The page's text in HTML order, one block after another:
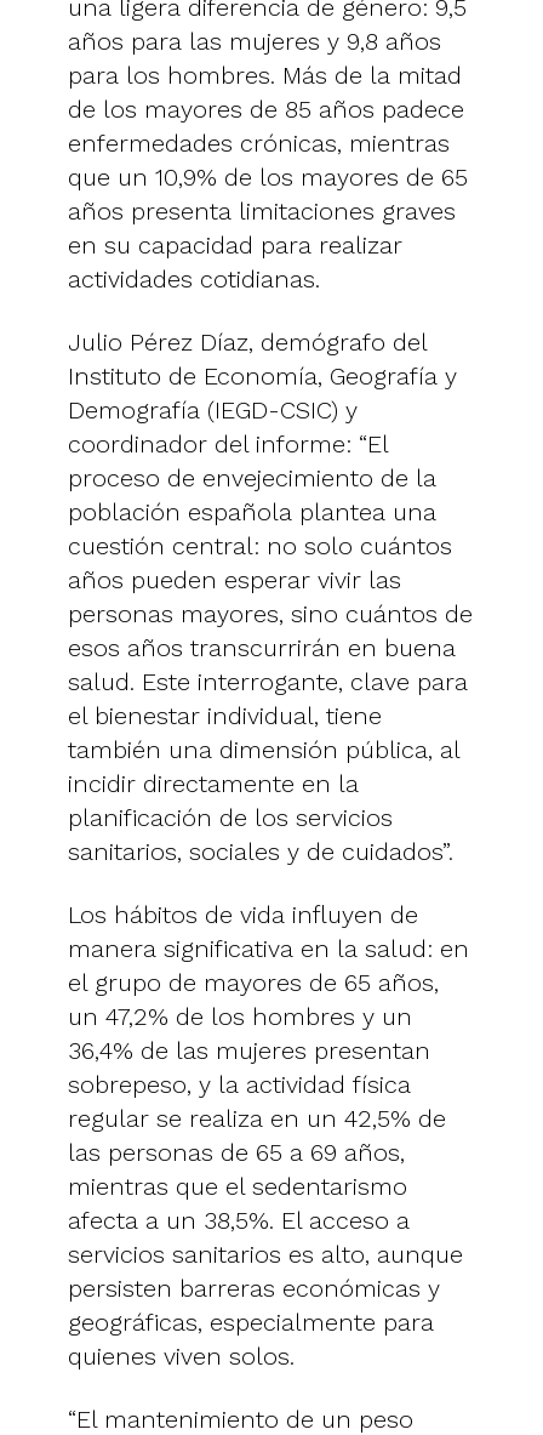
una ligera diferencia de género: 9,5
años para las mujeres y 9,8 años
para los hombres. Más de la mitad
de los mayores de 85 años padece
enfermedades crónicas, mientras
que un 10,9% de los mayores de 65
años presenta limitaciones graves
en su capacidad para realizar
actividades cotidianas.
Julio Pérez Díaz, demógrafo del
Instituto de Economía, Geografía y
Demografía (IEGD-CSIC) y
coordinador del informe: “El
proceso de envejecimiento de la
población española plantea una
cuestión central: no solo cuántos
años pueden esperar vivir las
personas mayores, sino cuántos de
esos años transcurrirán en buena
salud. Este interrogante, clave para
el bienestar individual, tiene
también una dimensión pública, al
incidir directamente en la
planificación de los servicios
sanitarios, sociales y de cuidados”.
Los hábitos de vida influyen de
manera significativa en la salud: en
el grupo de mayores de 65 años,
un 47,2% de los hombres y un
36,4% de las mujeres presentan
sobrepeso, y la actividad física
regular se realiza en un 42,5% de
las personas de 65 a 69 años,
mientras que el sedentarismo
afecta a un 38,5%. El acceso a
servicios sanitarios es alto, aunque
persisten barreras económicas y
geográficas, especialmente para
quienes viven solos.
“El mantenimiento de un peso